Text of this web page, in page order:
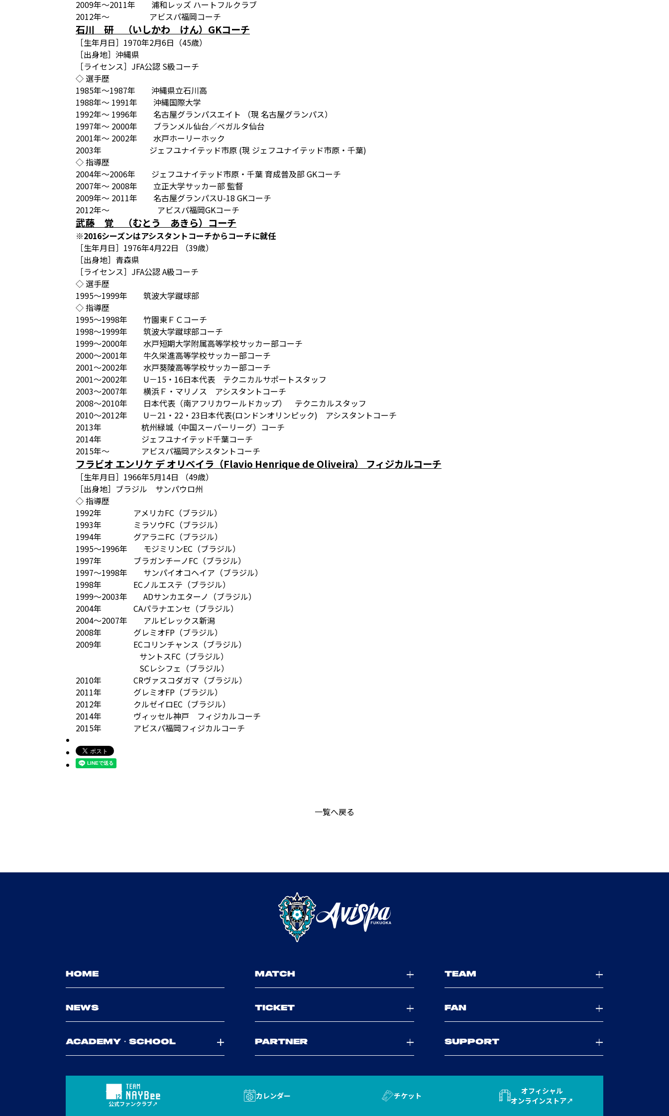
2009年～2011年 浦和レッズ ハートフルクラブ
2012年～ アビスパ福岡コーチ
石川 研 （いしかわ けん）GKコーチ
［生年月日］1970年2月6日（45歳）
［出身地］沖縄県
［ライセンス］JFA公認 S級コーチ
◇ 選手歴
1985年～1987年 沖縄県立石川高
1988年～ 1991年 沖縄国際大学
1992年～ 1996年 名古屋グランパスエイト （現 名古屋グランパス）
1997年～ 2000年 ブランメル仙台／ベガルタ仙台
2001年～ 2002年 水戸ホーリーホック
2003年 ジェフユナイテッド市原 (現 ジェフユナイテッド市原・千葉)
◇ 指導歴
2004年～2006年 ジェフユナイテッド市原・千葉 育成普及部 GKコーチ
2007年～ 2008年 立正大学サッカー部 監督
2009年～ 2011年 名古屋グランパスU-18 GKコーチ
2012年～ アビスパ福岡GKコーチ
武藤 覚 （むとう あきら）コーチ
※2016シーズンはアシスタントコーチからコーチに就任
［生年月日］1976年4月22日 （39歳）
［出身地］青森県
［ライセンス］JFA公認 A級コーチ
◇ 選手歴
1995～1999年 筑波大学蹴球部
◇ 指導歴
1995～1998年 竹園東ＦＣコーチ
1998～1999年 筑波大学蹴球部コーチ
1999～2000年 水戸短期大学附属高等学校サッカー部コーチ
2000～2001年 牛久栄進高等学校サッカー部コーチ
2001～2002年 水戸葵陵高等学校サッカー部コーチ
2001～2002年 U－15・16日本代表 テクニカルサポートスタッフ
2003～2007年 横浜Ｆ・マリノス アシスタントコーチ
2008～2010年 日本代表（南アフリカワールドカップ） テクニカルスタッフ
2010～2012年 U－21・22・23日本代表(ロンドンオリンピック) アシスタントコーチ
2013年 杭州緑城（中国スーパーリーグ）コーチ
2014年 ジェフユナイテッド千葉コーチ
2015年～ アビスパ福岡アシスタントコーチ
フラビオ エンリケ デ オリベイラ（Flavio Henrique de Oliveira） フィジカルコーチ
［生年月日］1966年5月14日 （49歳）
［出身地］ブラジル サンパウロ州
◇ 指導歴
1992年 アメリカFC（ブラジル）
1993年 ミラソウFC（ブラジル）
1994年 グアラニFC（ブラジル）
1995～1996年 モジミリンEC（ブラジル）
1997年 ブラガンチーノFC（ブラジル）
1997～1998年 サンパイオコヘイア（ブラジル）
1998年 ECノルエステ（ブラジル）
1999～2003年 ADサンカエターノ（ブラジル）
2004年 CAパラナエンセ（ブラジル）
2004～2007年 アルビレックス新潟
2008年 グレミオFP（ブラジル）
2009年 ECコリンチャンス（ブラジル）
サントスFC（ブラジル）
SCレシフェ（ブラジル）
2010年 CRヴァスコダガマ（ブラジル）
2011年 グレミオFP（ブラジル）
2012年 クルゼイロEC（ブラジル）
2014年 ヴィッセル神戸 フィジカルコーチ
2015年 アビスパ福岡フィジカルコーチ
一覧へ戻る
HOME MATCH TEAM
NEWS TICKET FAN
ACADEMY・SCHOOL PARTNER SUPPORT
公式ファンクラブ
カレンダー チケット
オフィシャル
オンラインストア